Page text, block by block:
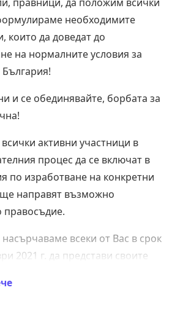
необходимите
които да доведат до
на нормалните условия за
и се обединявайте, борбата за
активни участници в
процес да се включат в
по изработване на конкретни
направят възможно
правосъдие.
всеки от Вас в срок
2021 г. да представи своите
като ги изпрати до Съюза на